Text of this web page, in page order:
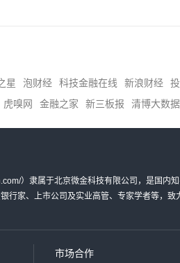
星 泡财经 科技金融在线 新浪财经
虎嗅网 金融之家 新三板报 清博大数据
）隶属于北京微金科技有限公司，是国内
行家、上市公司及实业高管、专家学者等，
市场合作